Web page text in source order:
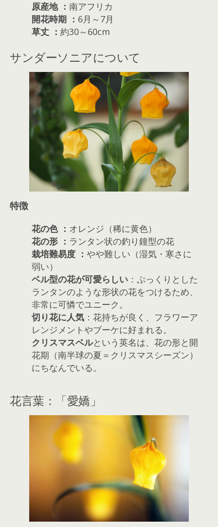
原産地 ： 南アフリカ
開花時期 ： 6月～7月
草丈 ： 約30～60cm
サンダーソニアについて
特徴
花の色 ： オレンジ（稀に黄色）
花の形 ： ランタン状の釣り鐘型の花
栽培難易度 ： やや難しい（湿気・寒さに
弱い）
ベル型の花が可愛らしい ：ぷっくりとした
ランタンのような形状の花をつけるため、
非常に可憐でユニーク。
切り花に人気 ：花持ちが良く、フラワーア
レンジメントやブーケに好まれる。
クリスマスベルという英名は、花の形と開
花期（南半球の夏＝クリスマスシーズン）
にちなんでいる。
花言葉：「愛嬌」